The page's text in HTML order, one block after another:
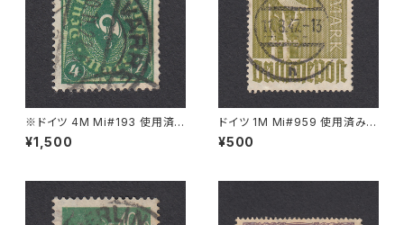
※ドイツ 4M Mi#193 使用済
み切手｜VARREL 30.11.1922
¥1,500
ドイツ 1M Mi#959 使用済み切
手｜STENDAL 11.8.1947
¥500